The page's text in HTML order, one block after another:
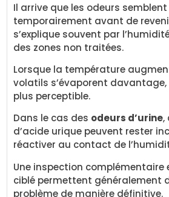
Il arrive que les odeurs
temporairement avant de
s’explique souvent par
des zones non traitées.
Lorsque la température
volatils s’évaporent davantage,
plus perceptible.
Dans le cas des odeurs d’urine,
d’acide urique peuvent rester
réactiver au contact de
Une inspection
ciblé permettent généralement
problème de manière définitive.